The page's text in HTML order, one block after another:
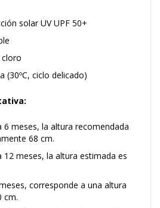
solar UV UPF 50+
cloro
(30ºC, ciclo delicado)
6 meses, la altura recomendada
68 cm.
12 meses, la altura estimada es
corresponde a una altura
cm.